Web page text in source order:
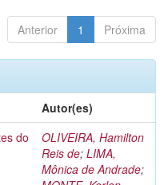
Anterior 1 Próxima
Autor(es)
do
OLIVEIRA, Hamilton
Reis de; LIMA,
Mônica de Andrade;